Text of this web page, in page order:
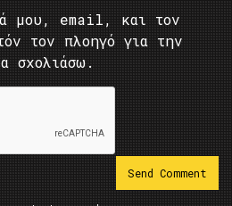
μου, email, και τον
τον πλοηγό για την
σχολιάσω.